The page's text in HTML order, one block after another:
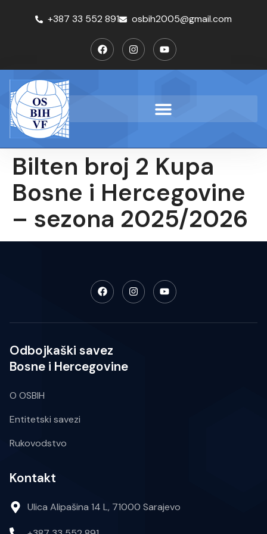
+387 33 552 891 osbih2005@gmail.com
Bilten broj 2 Kupa
Bosne i Hercegovine
– sezona 2025/2026
Odbojkaški savez
Bosne i Hercegovine
O OSBIH
Entitetski savezi
Rukovodstvo
Kontakt
Ulica Alipašina 14 L, 71000 Sarajevo